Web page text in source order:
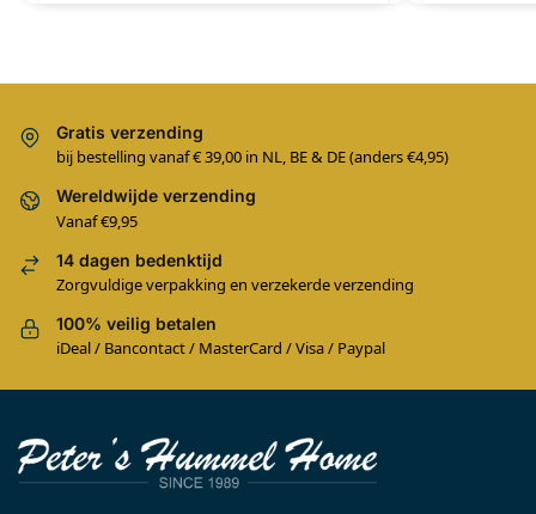
Gratis verzending
bij bestelling vanaf € 39,00 in NL, BE & DE (anders €4,95)
Wereldwijde verzending
Vanaf €9,95
14 dagen bedenktijd
Zorgvuldige verpakking en verzekerde verzending
100% veilig betalen
iDeal / Bancontact / MasterCard / Visa / Paypal